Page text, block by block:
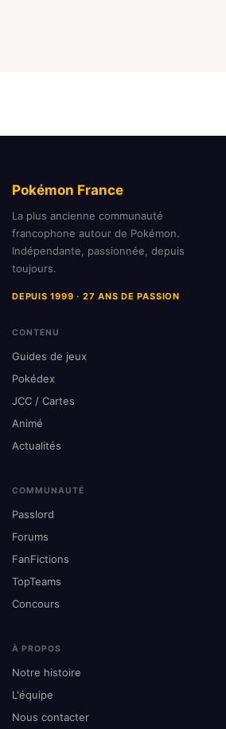
Pokémon France
La plus ancienne communauté
francophone autour de Pokémon.
Indépendante, passionnée, depuis
toujours.
DEPUIS 1999 · 27 ANS DE PASSION
CONTENU
Guides de jeux
Pokédex
JCC / Cartes
Animé
Actualités
COMMUNAUTÉ
Passlord
Forums
FanFictions
TopTeams
Concours
À PROPOS
Notre histoire
L'équipe
Nous contacter